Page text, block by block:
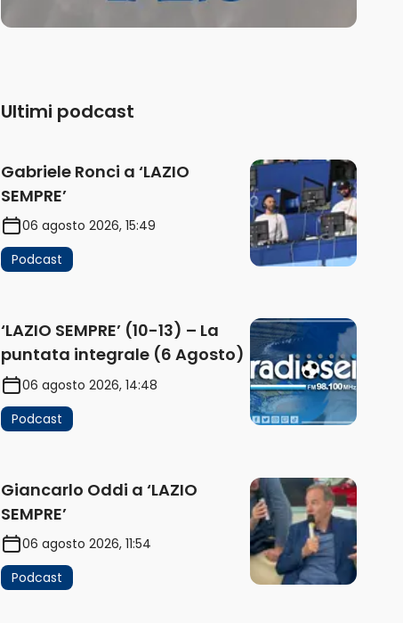
Ultimi podcast
Gabriele Ronci a ‘LAZIO
SEMPRE’
06 agosto 2026, 15:49
Podcast
‘LAZIO SEMPRE’ (10-13) – La
puntata integrale (6 Agosto)
06 agosto 2026, 14:48
Podcast
Giancarlo Oddi a ‘LAZIO
SEMPRE’
06 agosto 2026, 11:54
Podcast